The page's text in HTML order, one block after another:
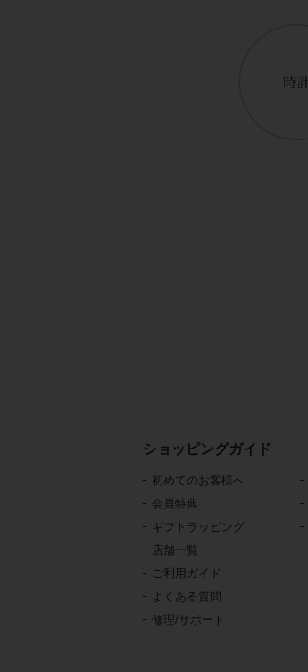
ショッピングガイド
初めてのお客様へ
会員特典
ギフトラッピング
店舗一覧
ご利用ガイド
よくある質問
修理/サポート